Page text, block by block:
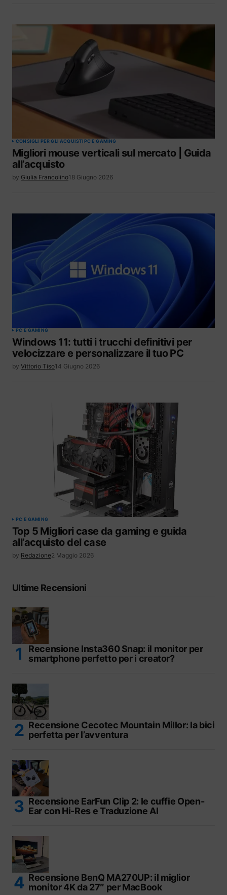
CONSIGLI PER GLI ACQUISTIPC E GAMING
Migliori mouse verticali sul mercato | Guida
all’acquisto
by Giulia Francolino18 Giugno 2026
PC E GAMING
Windows 11: tutti i trucchi definitivi per
velocizzare e personalizzare il tuo PC
by Vittorio Tiso14 Giugno 2026
PC E GAMING
Top 5 Migliori case da gaming e guida
all’acquisto del case
by Redazione2 Maggio 2026
Ultime Recensioni
Recensione Insta360 Snap: il monitor per
smartphone perfetto per i creator?
Recensione Cecotec Mountain Millor: la bici
perfetta per l’avventura
Recensione EarFun Clip 2: le cuffie Open-
Ear con Hi-Res e Traduzione AI
Recensione BenQ MA270UP: il miglior
monitor 4K da 27″ per MacBook